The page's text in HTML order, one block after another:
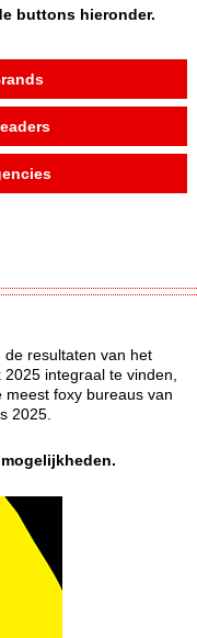
buttons hieronder.
de resultaten van het
integraal te vinden,
foxy bureaus van
2025.